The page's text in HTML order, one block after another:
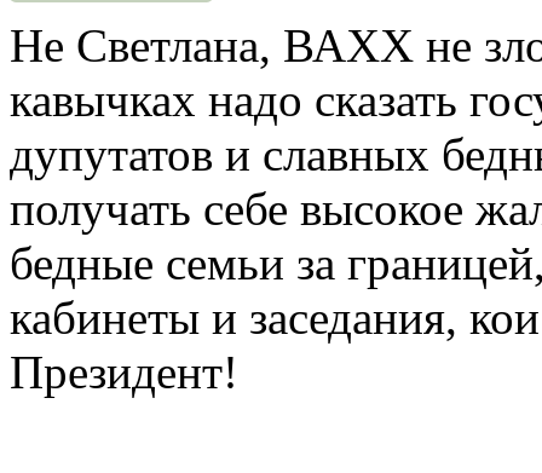
Не Светлана, ВАХХ не
кавычках надо сказать
дупутатов и славных
получать себе высокое
бедные семьи за
кабинеты и заседания,
Президент!